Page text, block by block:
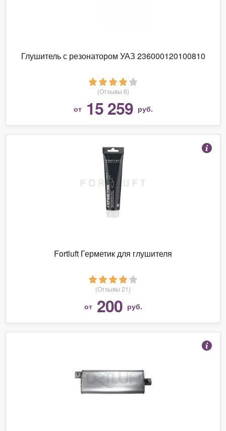
Глушитель с резонатором УАЗ 236000120100810
(Отзывы 6)
от 15 259 руб.
Fortluft Герметик для глушителя
(Отзывы 21)
от 200 руб.